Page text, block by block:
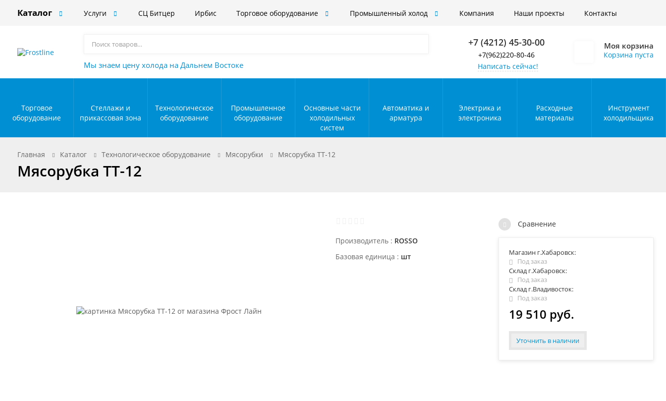
Каталог Услуги СЦ Битцер Ирбис Торговое оборудование Промышленный холод Компания Наши проекты Контакты
Мы знаем цену холода на Дальнем Востоке
+7 (4212) 45-30-00
+7(962)220-80-46
Написать сейчас!
Моя корзина
Корзина пуста
Торговое
оборудование
Стеллажи и
прикассовая зона
Технологическое
оборудование
Промышленное
оборудование
Основные части
холодильных
систем
Автоматика и
арматура
Электрика и
электроника
Расходные
материалы
Инструмент
холодильщика
Главная Каталог Технологическое оборудование Мясорубки Мясорубка TT-12
Мясорубка TT-12
Производитель
ROSSO
Базовая единица
шт
Сравнение
Магазин г.Хабаровск:
Под заказ
Склад г.Хабаровск:
Под заказ
Склад г.Владивосток:
Под заказ
19 510 руб.
Уточнить в наличии